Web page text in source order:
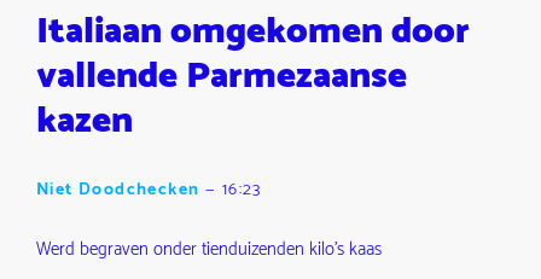
Italiaan omgekomen door
vallende Parmezaanse
kazen
Niet Doodchecken — 16:23
Werd begraven onder tienduizenden kilo's kaas